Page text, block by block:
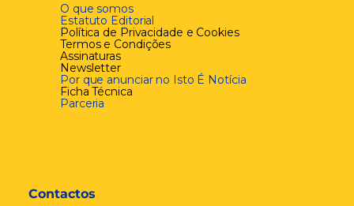
O que somos
Estatuto Editorial
Política de Privacidade e Cookies
Termos e Condições
Assinaturas
Newsletter
Por que anunciar no Isto É Notícia
Ficha Técnica
Parceria
Contactos